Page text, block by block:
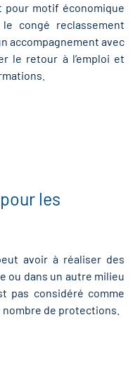
pour motif économique
congé reclassement
accompagnement avec
le retour à l’emploi et
les
avoir à réaliser des
ou dans un autre milieu
pas considéré comme
de protections.